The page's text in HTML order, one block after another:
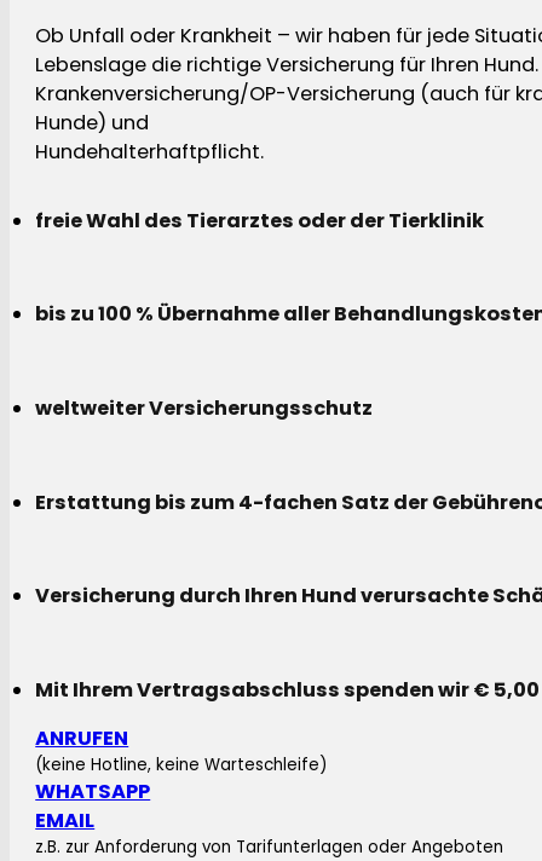
Ob Unfall oder Krankheit – wir haben für jede
Lebenslage die richtige Versicherung für Ihren Hund.
Krankenversicherung/OP-Versicherung (auch für
Hunde) und
Hundehalterhaftpflicht.
freie Wahl des Tierarztes oder der Tierklinik
bis zu 100 % Übernahme aller
weltweiter Versicherungsschutz
Erstattung bis zum 4-fachen Satz der
Versicherung durch Ihren Hund verursachte
Mit Ihrem Vertragsabschluss spenden wir €
ANRUFEN
(keine Hotline, keine Warteschleife)
WHATSAPP
EMAIL
z.B. zur Anforderung von Tarifunterlagen oder Angeboten